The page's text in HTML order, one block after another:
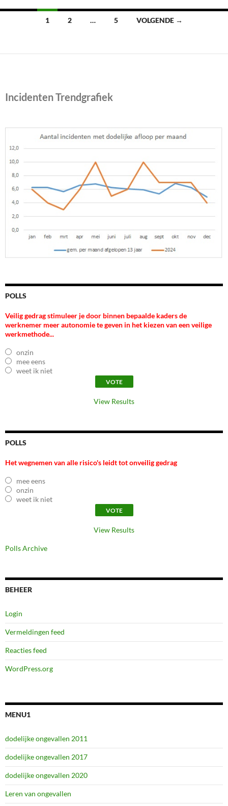
Berichten
1 2 … 5 VOLGENDE →
Incidenten Trendgrafiek
POLLS
Veilig gedrag stimuleer je door binnen bepaalde kaders de
werknemer meer autonomie te geven in het kiezen van een veilige
werkmethode...
onzin
mee eens
weet ik niet
View Results
POLLS
Het wegnemen van alle risico's leidt tot onveilig gedrag
mee eens
onzin
weet ik niet
View Results
Polls Archive
BEHEER
Login
Vermeldingen feed
Reacties feed
WordPress.org
MENU1
dodelijke ongevallen 2011
dodelijke ongevallen 2017
dodelijke ongevallen 2020
Leren van ongevallen